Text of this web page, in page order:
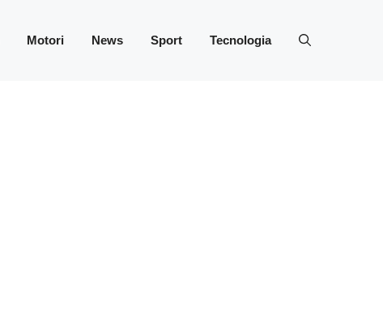
Motori News Sport Tecnologia